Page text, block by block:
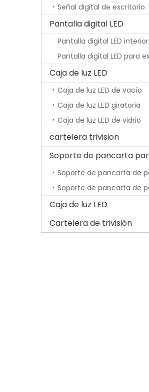
Señal digital de escritorio
Pantalla digital LED
Pantalla digital LED interior
Caja de luz LED
Caja de luz LED de vacío
Caja de luz LED giratoria
Caja de luz LED de vidrio
cartelera trivision
Caja de luz LED
Cartelera de trivisión